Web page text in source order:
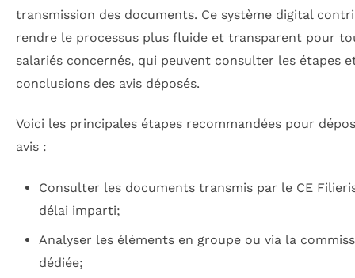
transmission des documents. Ce système digital
rendre le processus plus fluide et transparent pour
salariés concernés, qui peuvent consulter les étapes
conclusions des avis déposés.
Voici les principales étapes recommandées pour
avis :
Consulter les documents transmis par le CE
délai imparti;
Analyser les éléments en groupe ou via la
dédiée;